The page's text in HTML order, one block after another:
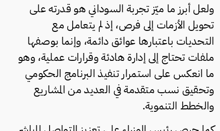
ولعل أبرز ما ميّز تجربة السوداني هو قدرته على
تحويل الأزمات إلى فرص، إذ لم يتعامل مع
التحديات باعتبارها عوائق دائمة، وإنما بوصفها
ملفات تحتاج إلى إدارة هادئة وقرارات عملية، وهو
ما انعكس على استمرار تنفيذ البرنامج الحكومي
وتحقيق نسب متقدمة في العديد من المشاريع
والخطط التنموية.